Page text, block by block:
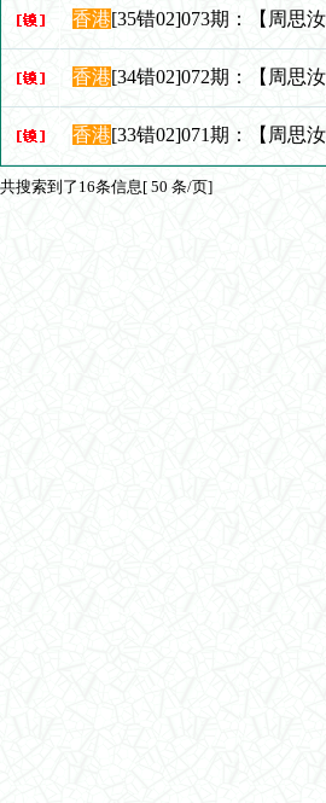
香港[35错02]073期：【周思
香港[34错02]072期：【周思
香港[33错02]071期：【周思
共搜索到了16条信息[ 50 条/页]